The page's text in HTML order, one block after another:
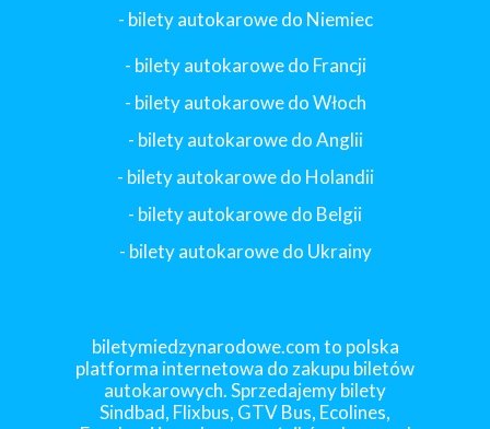
biletymiedzynarodowe.com to polska
platforma internetowa do zakupu biletów
autokarowych. Sprzedajemy bilety
Sindbad, Flixbus, GTV Bus, Ecolines,
- bilety autokarowe do Niemiec
- bilety autokarowe do Francji
- bilety autokarowe do Włoch
- bilety autokarowe do Anglii
- bilety autokarowe do Holandii
- bilety autokarowe do Belgii
- bilety autokarowe do Ukrainy